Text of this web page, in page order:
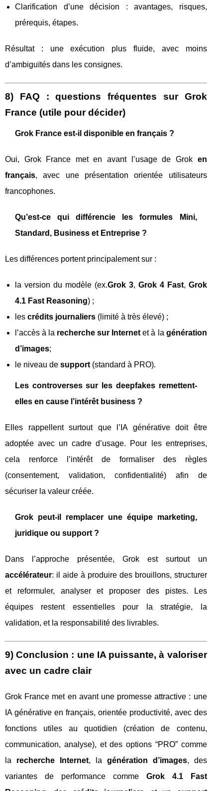
Clarification d’une décision : avantages, risques,
prérequis, étapes.
Résultat : une exécution plus fluide, avec moins
d’ambiguïtés dans les consignes.
8) FAQ : questions fréquentes sur Grok
France (utile pour décider)
Grok France est-il disponible en français ?
Oui, Grok France met en avant l’usage de Grok en
français, avec une présentation orientée utilisateurs
francophones.
Qu’est-ce qui différencie les formules Mini,
Standard, Business et Entreprise ?
Les différences portent principalement sur :
la version du modèle (ex.Grok 3, Grok 4 Fast, Grok
4.1 Fast Reasoning) ;
les crédits journaliers (limité à très élevé) ;
l’accès à la recherche sur Internet et à la génération
d’images;
le niveau de support (standard à PRO).
Les controverses sur les deepfakes remettent-
elles en cause l’intérêt business ?
Elles rappellent surtout que l’IA générative doit être
adoptée avec un cadre d’usage. Pour les entreprises,
cela renforce l’intérêt de formaliser des règles
(consentement, validation, confidentialité) afin de
sécuriser la valeur créée.
Grok peut-il remplacer une équipe marketing,
juridique ou support ?
Dans l’approche présentée, Grok est surtout un
accélérateur: il aide à produire des brouillons, structurer
et reformuler, analyser et proposer des pistes. Les
équipes restent essentielles pour la stratégie, la
validation, et la responsabilité des livrables.
9) Conclusion : une IA puissante, à valoriser
avec un cadre clair
Grok France met en avant une promesse attractive : une
IA générative en français, orientée productivité, avec des
fonctions utiles au quotidien (création de contenu,
communication, analyse), et des options “PRO” comme
la recherche Internet, la génération d’images, des
variantes de performance comme Grok 4.1 Fast